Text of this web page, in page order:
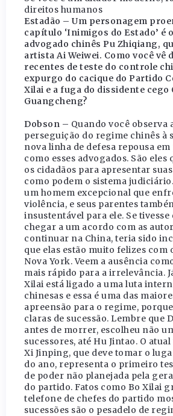
direitos humanos
Estadão – Um personagem
capítulo ‘Inimigos do Estado’ é
advogado chinês Pu Zhiqiang,
artista Ai Weiwei. Como você vê
recentes de teste do controle
expurgo do cacique do Partido
Xilai e a fuga do dissidente cego
Guangcheng?
Dobson – Quando você observa
perseguição do regime chinês à
nova linha de defesa repousa
como esses advogados. São eles
os cidadãos para apresentar
como podem o sistema
um homem excepcional que
violência, e seus parentes
insustentável para ele. Se
chegar a um acordo com as
continuar na China, teria sido
que elas estão muito felizes com
Nova York. Veem a ausência
mais rápido para a irrelevância.
Xilai está ligado a uma luta
chinesas e essa é uma das
apreensão para o regime,
claras de sucessão. Lembre que
antes de morrer, escolheu não
sucessores, até Hu Jintao. O
Xi Jinping, que deve tomar o
do ano, representa o primeiro
de poder não planejada pela
do partido. Fatos como Bo Xilai
telefone de chefes do partido
sucessões são o pesadelo de